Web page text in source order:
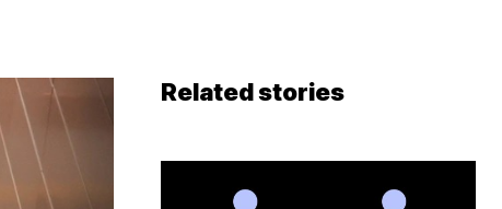
Related stories